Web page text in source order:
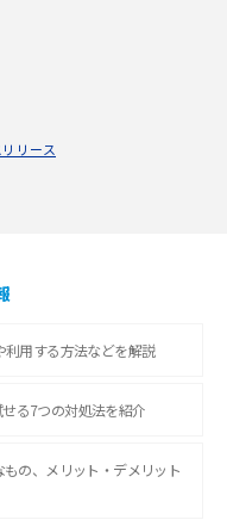
リース
用する方法などを解説
る7つの対処法を紹介
の、メリット・デメリット